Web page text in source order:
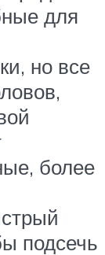
для
но все
более
подсечь